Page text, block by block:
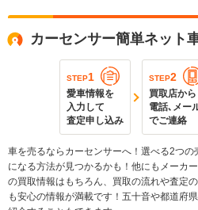
カーセンサー簡単ネット
STEP1
愛車情報を
入力して
査定申し込み
STEP2
買取店から
電話､メー
でご連絡
車を売るならカーセンサーへ！選べる2つ
になる方法が見つかるかも！他にもメーカ
の買取情報はもちろん、買取の流れや査定
も安心の情報が満載です！五十音や都道府